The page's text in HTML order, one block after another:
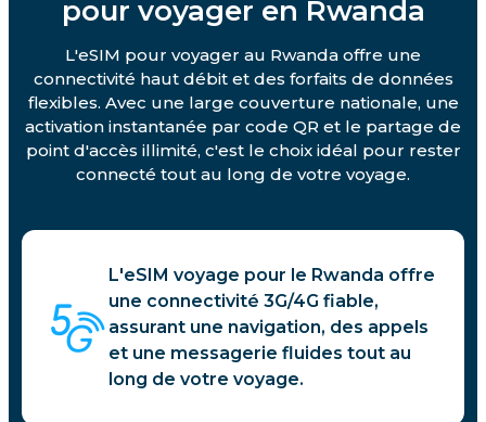
pour voyager en Rwanda
L'eSIM pour voyager au Rwanda offre une
connectivité haut débit et des forfaits de données
flexibles. Avec une large couverture nationale, une
activation instantanée par code QR et le partage de
point d'accès illimité, c'est le choix idéal pour rester
connecté tout au long de votre voyage.
L'eSIM voyage pour le Rwanda offre
une connectivité 3G/4G fiable,
assurant une navigation, des appels
et une messagerie fluides tout au
long de votre voyage.